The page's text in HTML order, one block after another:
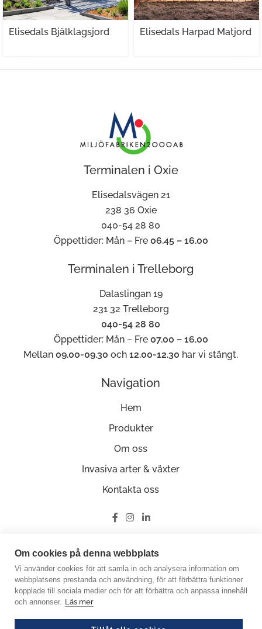
Elisedals Bjälklagsjord Elisedals Harpad Matjord
Terminalen i Oxie
Elisedalsvägen 21
238 36 Oxie
040-54 28 80
Öppettider: Mån – Fre 06.45 – 16.00
Terminalen i Trelleborg
Dalaslingan 19
231 32 Trelleborg
040-54 28 80
Öppettider: Mån – Fre 07.00 – 16.00
Mellan09.00-09.30 och12.00-12.30 har vi stängt.
Navigation
Hem
Produkter
Om oss
Invasiva arter & växter
Kontakta oss
Ge oss en recension på Google
© Copyright 2026 Miljöfabriken
Crafted by Good Guys Web Agency
Om cookies på denna webbplats
Vi använder cookies för att samla in och analysera information om
webbplatsens prestanda och användning, för att förbättra funktioner
kopplade till sociala medier och för att förbättra och anpassa innehåll
och annonser. Läs mer